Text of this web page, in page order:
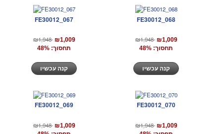
FE30012_067
₪1,948 ₪1,009
תחסוך: 48%
FE30012_068
₪1,948 ₪1,009
תחסוך: 48%
FE30012_069
₪1,948 ₪1,009
FE30012_070
₪1,948 ₪1,009